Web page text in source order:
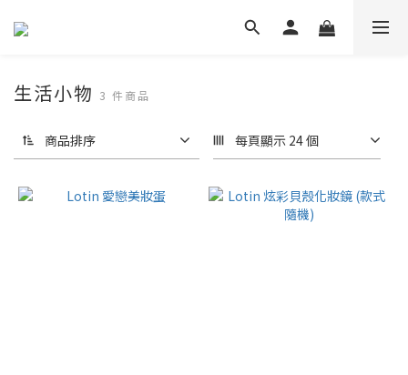
生活小物 3 件商品
商品排序 每頁顯示 24 個